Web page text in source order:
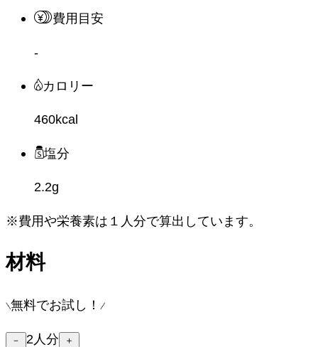
費用目安
-
カロリー
460kcal
塩分
2.2g
※費用や栄養素は １人分で算出しています。
材料
無料でお試し！
－ 2 人分 ＋